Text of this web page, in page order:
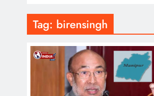
Tag: birensingh